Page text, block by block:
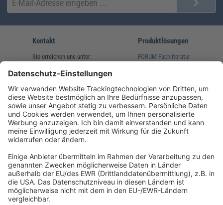
Kontakt
Sie erreichen uns unter:
(08233) 38 11 23
service@forum-verlag.com
Mo-Do 07:30 - 17:00 Uhr
Fr 07:30 - 15:00 Uhr
Produktlösungen
FORUM Fachliteratur
Folgen Sie uns
Impressum